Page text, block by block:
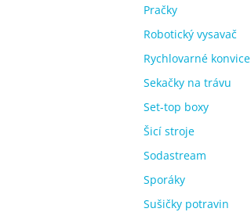
Pračky
Robotický vysavač
Rychlovarné konvice
Sekačky na trávu
Set-top boxy
Šicí stroje
Sodastream
Sporáky
Sušičky potravin